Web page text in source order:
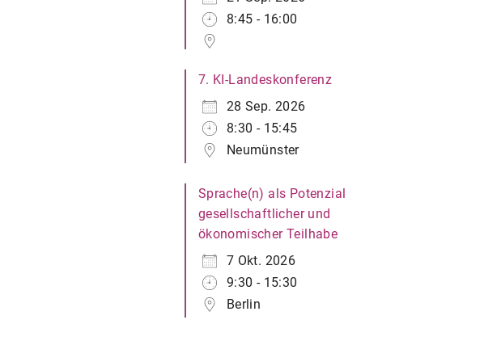
8:45 - 16:00
7. KI-Landeskonferenz
28 Sep. 2026
8:30 - 15:45
Neumünster
Sprache(n) als Potenzial
gesellschaftlicher und
ökonomischer Teilhabe
7 Okt. 2026
9:30 - 15:30
Berlin